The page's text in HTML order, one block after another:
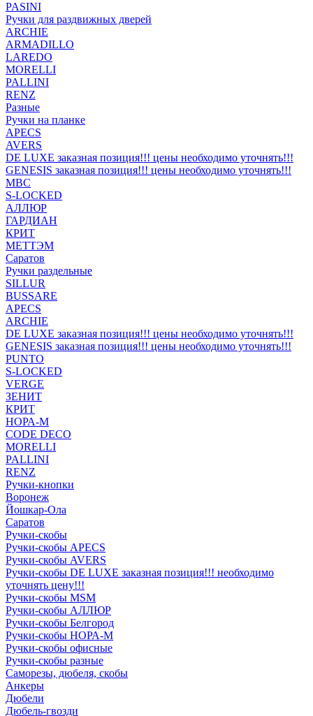
PASINI
Ручки для раздвижных дверей
ARCHIE
ARMADILLO
LAREDO
MORELLI
PALLINI
RENZ
Разные
Ручки на планке
APECS
AVERS
DE LUXE заказная позиция!!! цены необходимо уточнять!!!
GENESIS заказная позиция!!! цены необходимо уточнять!!!
MBC
S-LOCKED
АЛЛЮР
ГАРДИАН
КРИТ
МЕТТЭМ
Саратов
Ручки раздельные
SILLUR
BUSSARE
APECS
ARCHIE
DE LUXE заказная позиция!!! цены необходимо уточнять!!!
GENESIS заказная позиция!!! цены необходимо уточнять!!!
PUNTO
S-LOCKED
VERGE
ЗЕНИТ
КРИТ
НОРА-М
CODE DECO
MORELLI
PALLINI
RENZ
Ручки-кнопки
Воронеж
Йошкар-Ола
Саратов
Ручки-скобы
Ручки-скобы APECS
Ручки-скобы AVERS
Ручки-скобы DE LUXE заказная позиция!!! необходимо
уточнять цену!!!
Ручки-скобы MSM
Ручки-скобы АЛЛЮР
Ручки-скобы Белгород
Ручки-скобы НОРА-М
Ручки-скобы офисные
Ручки-скобы разные
Саморезы, дюбеля, скобы
Анкеры
Дюбели
Дюбель-гвозди